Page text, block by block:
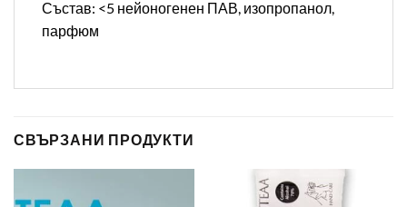
Състав: <5 нейоногенен ПАВ, изопропанол,
парфюм
СВЪРЗАНИ ПРОДУКТИ